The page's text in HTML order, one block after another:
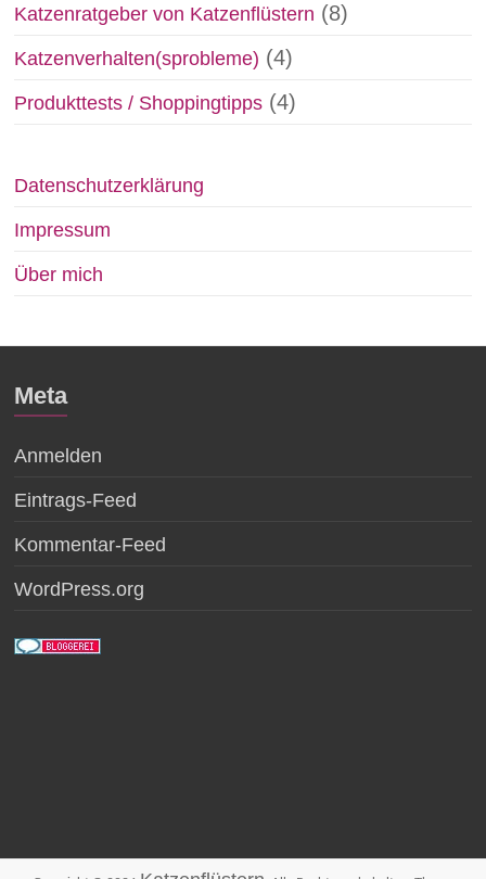
Katzenratgeber von Katzenflüstern (8)
Katzenverhalten(sprobleme) (4)
Produkttests / Shoppingtipps (4)
Datenschutzerklärung
Impressum
Über mich
Meta
Anmelden
Eintrags-Feed
Kommentar-Feed
WordPress.org